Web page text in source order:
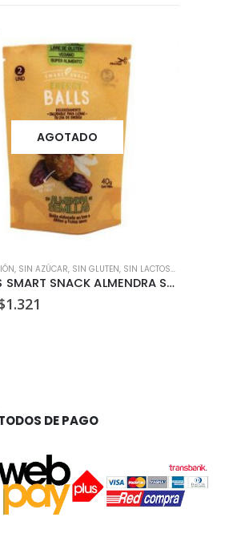
AGOTADO
, SIN AZÚCAR, SIN GLUTEN, SIN LACTOSA
BOLITAS SMART SNACK ALMENDRA SEMILLAS 40 GR
1.321
DE PAGO